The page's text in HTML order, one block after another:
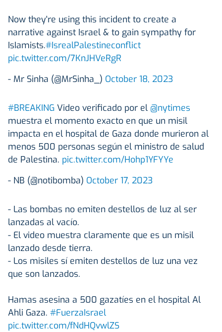
Now they're using this incident to create a
narrative against Israel & to gain sympathy for
IsIamists.#IsrealPalestineconflict
pic.twitter.com/7KnJHVeRgR
- Mr Sinha (@MrSinha_) October 18, 2023
#BREAKING Video verificado por el @nytimes
muestra el momento exacto en que un misil
impacta en el hospital de Gaza donde murieron al
menos 500 personas según el ministro de salud
de Palestina. pic.twitter.com/Hohp1YFYYe
- NB (@notibomba) October 17, 2023
- Las bombas no emiten destellos de luz al ser
lanzadas al vacío.
- El video muestra claramente que es un misil
lanzado desde tierra.
- Los misiles sí emiten destellos de luz una vez
que son lanzados.
Hamas asesina a 500 gazatíes en el hospital Al
Ahli Gaza. #FuerzaIsrael
pic.twitter.com/fNdHQvwlZS